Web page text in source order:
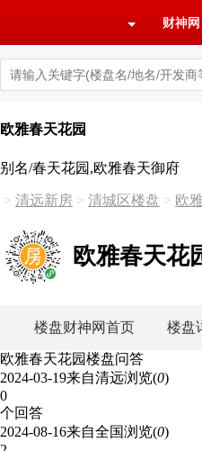
财神网
欧雅春天花园
别名/春天花园,欧雅春天御府
> 清远新房 > 清城区楼盘 > 欧
欧雅春天花
楼盘财神网首页 楼盘
欧雅春天花园楼盘问答
2024-03-19来自清远浏览(0)
0
个回答
2024-08-16来自全国浏览(0)